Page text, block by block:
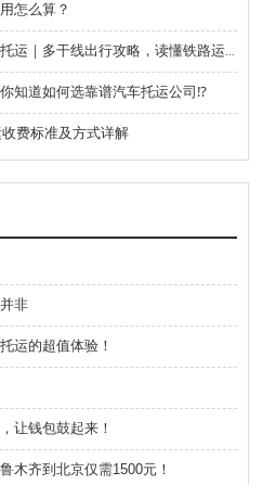
怎么算？
中车物流12306 合作火车汽车托运｜多干线出行攻略，读懂铁路运车的优势与避坑要点
知道如何选靠谱汽车托运公司⁉️
费标准及方式详解
非
运的超值体验！
让钱包鼓起来！
木齐到北京仅需1500元！